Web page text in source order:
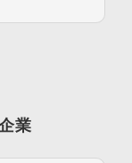
業